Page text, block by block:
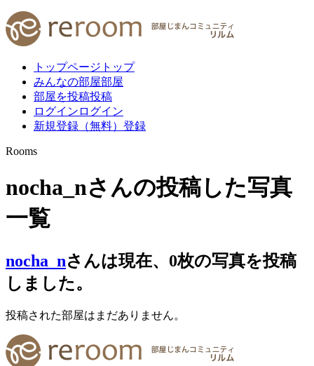
トップページ トップ
みんなの部屋部屋
部屋を投稿投稿
ログイン ログイン
新規登録（無料） 登録
Rooms
nocha_nさんの投稿した写真
一覧
nocha_nさんは現在、 0枚の写真を投稿
しました。
投稿された部屋はまだありません。